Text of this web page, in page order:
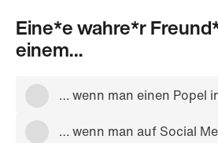
Eine*e wahre*r
einem…
… wenn man einen Popel
… wenn man auf Social